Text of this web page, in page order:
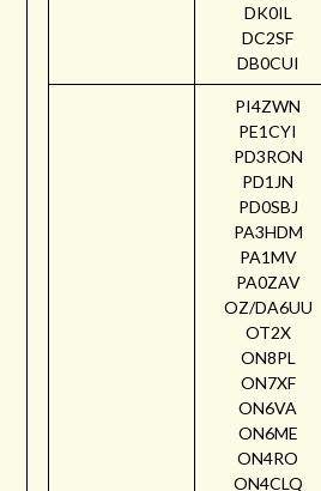
DK0IL
DC2SF
DB0CUI
PI4ZWN
PE1CYI
PD3RON
PD1JN
PD0SBJ
PA3HDM
PA1MV
PA0ZAV
OZ/DA6UU
OT2X
ON8PL
ON7XF
ON6VA
ON6ME
ON4RO
ON4CLQ